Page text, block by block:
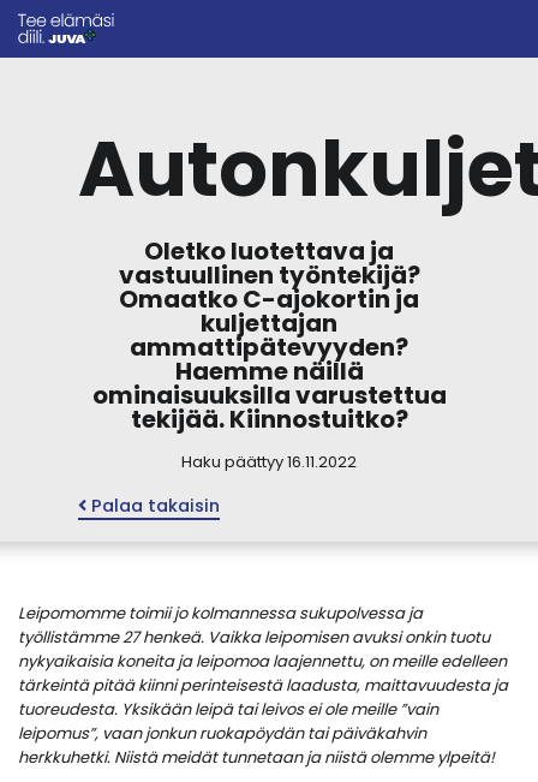
Oletko luotettava ja
vastuullinen työntekijä?
Omaatko C-ajokortin ja
kuljettajan
ammattipätevyyden?
Haemme näillä
ominaisuuksilla varustettua
tekijää. Kiinnostuitko?
Haku päättyy 16.11.2022
Palaa takaisin
Leipomomme toimii jo kolmannessa sukupolvessa ja
työllistämme 27 henkeä. Vaikka leipomisen avuksi onkin tuotu
nykyaikaisia koneita ja leipomoa laajennettu, on meille edelleen
tärkeintä pitää kiinni perinteisestä laadusta, maittavuudesta ja
tuoreudesta. Yksikään leipä tai leivos ei ole meille ”vain
leipomus”, vaan jonkun ruokapöydän tai päiväkahvin
herkkuhetki. Niistä meidät tunnetaan ja niistä olemme ylpeitä!